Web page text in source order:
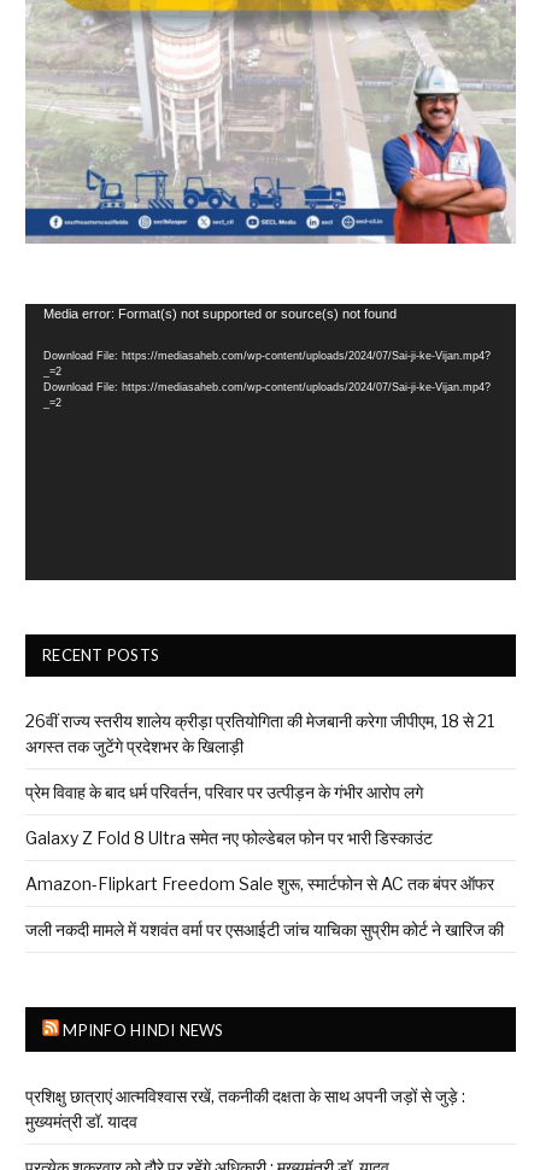
Video
Media error: Format(s) not supported or source(s) not found
Download File: https://mediasaheb.com/wp-content/uploads/2024/07/Sai-ji-ke-Vijan.mp4?
_=2
Download File: https://mediasaheb.com/wp-content/uploads/2024/07/Sai-ji-ke-Vijan.mp4?
_=2
RECENT POSTS
26वीं राज्य स्तरीय शालेय क्रीड़ा प्रतियोगिता की मेजबानी करेगा जीपीएम, 18 से 21
अगस्त तक जुटेंगे प्रदेशभर के खिलाड़ी
प्रेम विवाह के बाद धर्म परिवर्तन, परिवार पर उत्पीड़न के गंभीर आरोप लगे
Galaxy Z Fold 8 Ultra समेत नए फोल्डेबल फोन पर भारी डिस्काउंट
Amazon-Flipkart Freedom Sale शुरू, स्मार्टफोन से AC तक बंपर ऑफर
जली नकदी मामले में यशवंत वर्मा पर एसआईटी जांच याचिका सुप्रीम कोर्ट ने खारिज की
MPINFO HINDI NEWS
प्रशिक्षु छात्राएं आत्मविश्वास रखें, तकनीकी दक्षता के साथ अपनी जड़ों से जुड़े :
मुख्यमंत्री डॉ. यादव